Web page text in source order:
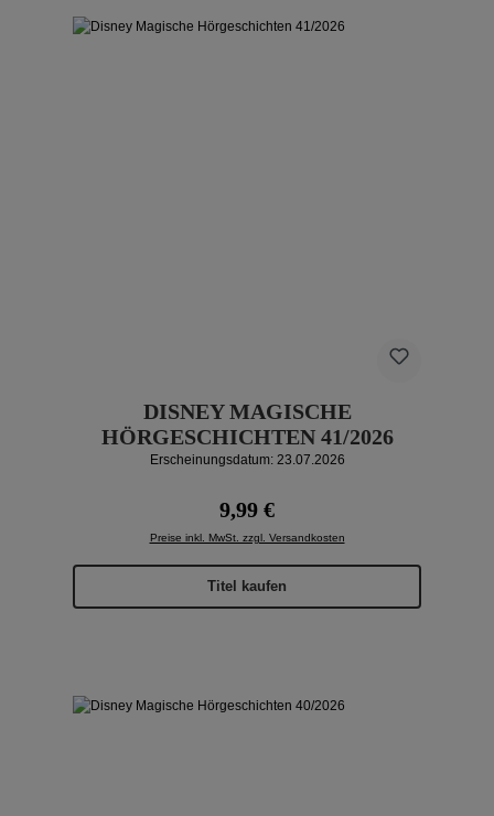
DISNEY MAGISCHE
HÖRGESCHICHTEN 41/2026
Erscheinungsdatum: 23.07.2026
Regulärer Preis:
9,99 €
Preise inkl. MwSt. zzgl. Versandkosten
Titel kaufen